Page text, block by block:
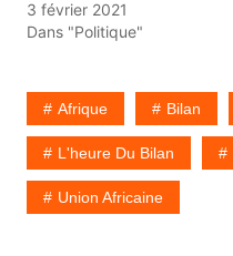
3 février 2021
Dans "Politique"
Afrique Bilan
L'heure Du Bilan
Union Africaine